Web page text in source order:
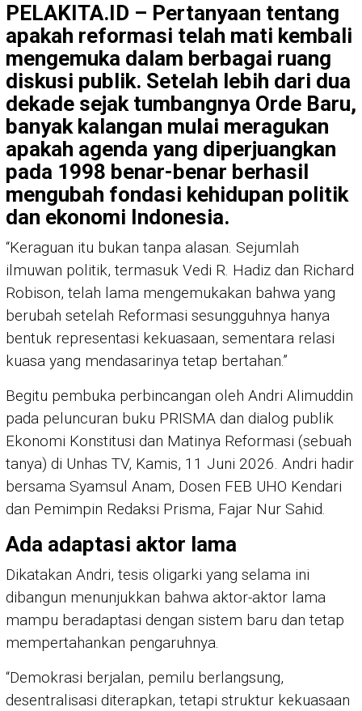
PELAKITA.ID – Pertanyaan tentang
apakah reformasi telah mati kembali
mengemuka dalam berbagai ruang
diskusi publik. Setelah lebih dari dua
dekade sejak tumbangnya Orde Baru,
banyak kalangan mulai meragukan
apakah agenda yang diperjuangkan
pada 1998 benar-benar berhasil
mengubah fondasi kehidupan politik
dan ekonomi Indonesia.
“Keraguan itu bukan tanpa alasan. Sejumlah
ilmuwan politik, termasuk Vedi R. Hadiz dan Richard
Robison, telah lama mengemukakan bahwa yang
berubah setelah Reformasi sesungguhnya hanya
bentuk representasi kekuasaan, sementara relasi
kuasa yang mendasarinya tetap bertahan.”
Begitu pembuka perbincangan oleh Andri Alimuddin
pada peluncuran buku PRISMA dan dialog publik
Ekonomi Konstitusi dan Matinya Reformasi (sebuah
tanya) di Unhas TV, Kamis, 11 Juni 2026. Andri hadir
bersama Syamsul Anam, Dosen FEB UHO Kendari
dan Pemimpin Redaksi Prisma, Fajar Nur Sahid.
Ada adaptasi aktor lama
Dikatakan Andri, tesis oligarki yang selama ini
dibangun menunjukkan bahwa aktor-aktor lama
mampu beradaptasi dengan sistem baru dan tetap
mempertahankan pengaruhnya.
“Demokrasi berjalan, pemilu berlangsung,
desentralisasi diterapkan, tetapi struktur kekuasaan